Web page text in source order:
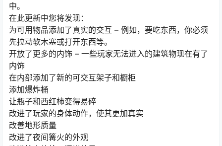
中。
在此更新中您将发现：
为可用物品添加了真实的交互 – 例如，要吃东西，你必须
先拉动软木塞或打开东西等。
开放了更多的内饰 – 一些玩家无法进入的建筑物现在有了
内饰
在内部添加了新的可交互架子和橱柜
添加爆炸桶
让瓶子和西红柿变得易碎
改进了玩家的身体动作，使其更加真实
改善地形质量
改进了夜间篝火的外观